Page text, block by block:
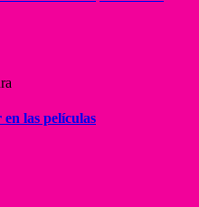
las películas